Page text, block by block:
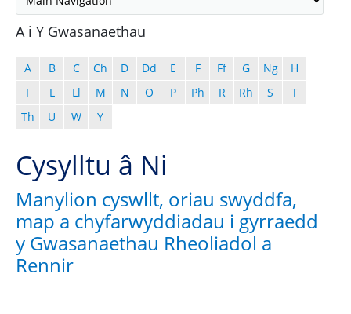
A i Y Gwasanaethau
A B C Ch D Dd E F Ff G Ng
H
I
L Ll M N O P Ph R Rh S
T
Th
U W Y
Cysylltu â Ni
Manylion cyswllt, oriau swyddfa,
map a chyfarwyddiadau i gyrraedd
y Gwasanaethau Rheoliadol a
Rennir